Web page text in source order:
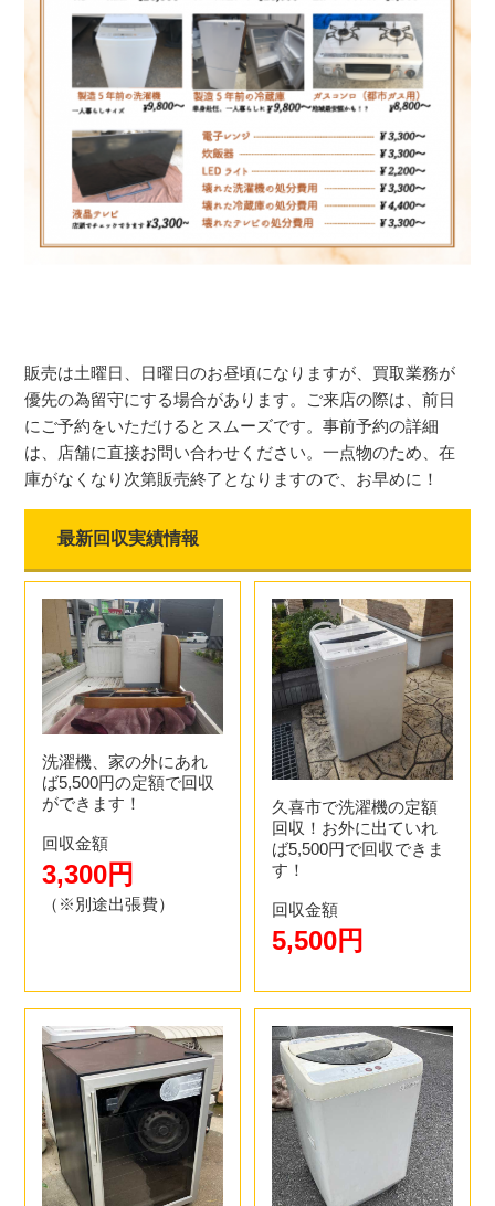
販売は土曜日、日曜日のお昼頃になりますが、買取業務が
優先の為留守にする場合があります。ご来店の際は、前日
にご予約をいただけるとスムーズです。事前予約の詳細
は、店舗に直接お問い合わせください。一点物のため、在
庫がなくなり次第販売終了となりますので、お早めに！
最新回収実績情報
洗濯機、家の外にあれ
ば5,500円の定額で回収
ができます！
回収金額
3,300円
（※別途出張費）
久喜市で洗濯機の定額
回収！お外に出ていれ
ば5,500円で回収できま
す！
回収金額
5,500円